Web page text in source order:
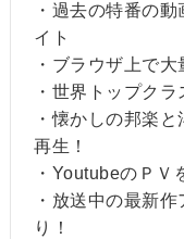
・過去の特番の
イト
・ブラウザ上で
・世界トップク
・懐かしの邦楽
再生！
・YoutubeのＰＶ
・放送中の最新
り！